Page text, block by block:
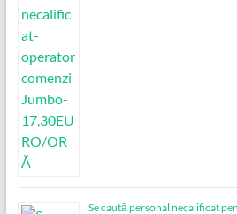
Se caută personal necalificat